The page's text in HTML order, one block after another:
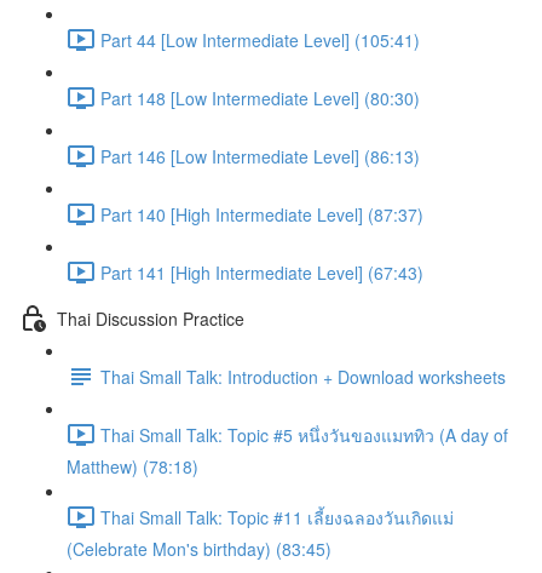
Part 44 [Low Intermediate Level] (105:41)
Part 148 [Low Intermediate Level] (80:30)
Part 146 [Low Intermediate Level] (86:13)
Part 140 [High Intermediate Level] (87:37)
Part 141 [High Intermediate Level] (67:43)
Thai Discussion Practice
Thai Small Talk: Introduction + Download worksheets
Thai Small Talk: Topic #5 หนึ่งวันของแมททิว (A day of
Matthew) (78:18)
Thai Small Talk: Topic #11 เลี้ยงฉลองวันเกิดแม่
(Celebrate Mon's birthday) (83:45)